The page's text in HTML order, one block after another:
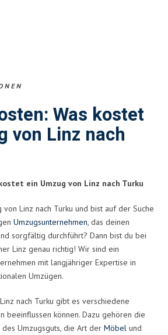
Was kostet
von Linz nach
ein Umzug von Linz nach Turku
Linz nach Turku und bist auf der Suche
Umzugsunternehmen, das deinen
sorgfältig durchführt? Dann bist du bei
Linz genau richtig! Wir sind ein
mit langjähriger Expertise in
Umzügen.
nach Turku gibt es verschiedene
beeinflussen können. Dazu gehören die
Umzugsguts, die Art der Möbel und